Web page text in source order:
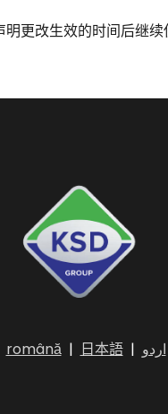
更改生效的时间后继续
română| 日本語| اردو